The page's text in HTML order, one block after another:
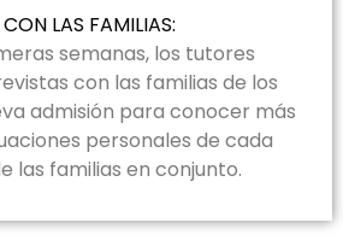
LAS FAMILIAS:
semanas, los tutores
con las familias de los
admisión para conocer más
personales de cada
las familias en conjunto.